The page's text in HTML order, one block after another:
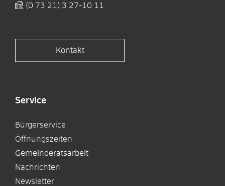
(0 73 21) 3 27-10 11
Kontakt
Service
Bürgerservice
Öffnungszeiten
Gemeinderatsarbeit
Nachrichten
Newsletter